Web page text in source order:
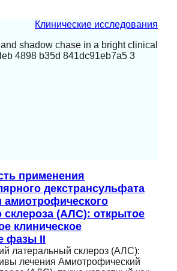
Клинические исследования
применения
декстрансульфата
амиотрофического
склероза (АЛС): открытое
клиническое
фазы II
латеральный склероз (АЛС):
лечения Амиотрофический